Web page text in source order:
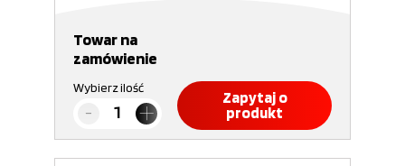
Towar na
zamówienie
Wybierz ilość
Zapytaj o
produkt